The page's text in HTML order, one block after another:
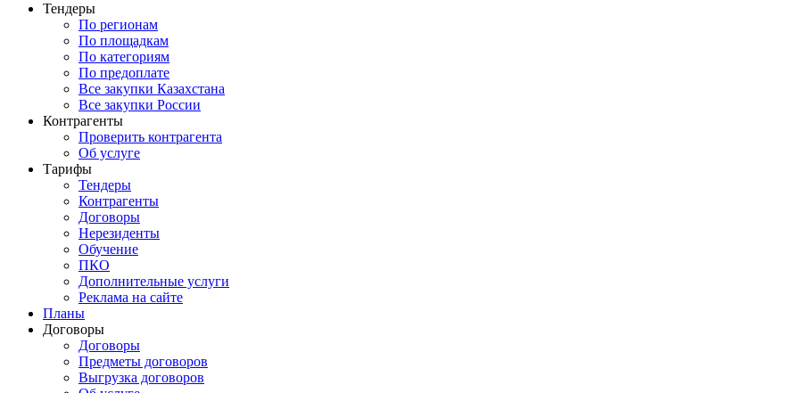
Тендеры
По регионам
По площадкам
По категориям
По предоплате
Все закупки Казахстана
Все закупки России
Контрагенты
Проверить контрагента
Об услуге
Тарифы
Тендеры
Контрагенты
Договоры
Нерезиденты
Обучение
ПКО
Дополнительные услуги
Реклама на сайте
Планы
Договоры
Договоры
Предметы договоров
Выгрузка договоров